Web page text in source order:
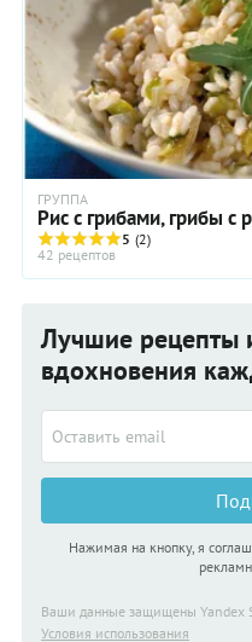
ГРУППА
Рис с грибами, грибы с
5 (2)
42 рецептов
Лучшие рецепты
вдохновения
Нажимая на кнопку, я
Ваши данные защищены Yandex
Условия использования